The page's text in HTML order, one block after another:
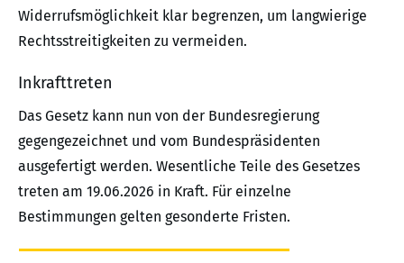
Widerrufsmöglichkeit klar begrenzen, um langwierige
Rechtsstreitigkeiten zu vermeiden.
Inkrafttreten
Das Gesetz kann nun von der Bundesregierung
gegengezeichnet und vom Bundespräsidenten
ausgefertigt werden. Wesentliche Teile des Gesetzes
treten am 19.06.2026 in Kraft. Für einzelne
Bestimmungen gelten gesonderte Fristen.